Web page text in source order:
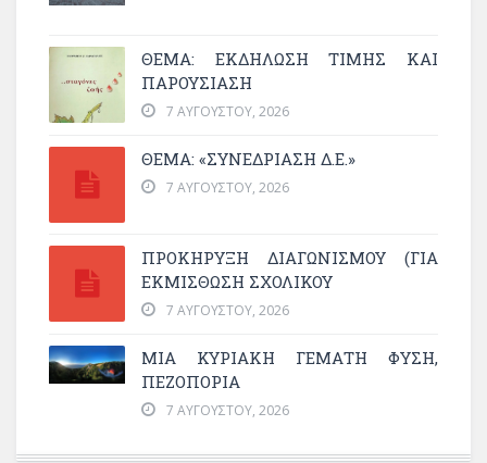
ΘΈΜΑ: ΕΚΔΉΛΩΣΗ ΤΙΜΉΣ ΚΑΙ
ΠΑΡΟΥΣΊΑΣΗ
7 ΑΥΓΟΎΣΤΟΥ, 2026
ΘΕΜΑ: «ΣΥΝΕΔΡΊΑΣΗ Δ.Ε.»
7 ΑΥΓΟΎΣΤΟΥ, 2026
ΠΡΟΚΗΡΥΞΗ ΔΙΑΓΩΝΙΣΜΟΥ (ΓΙΑ
ΕΚΜΊΣΘΩΣΗ ΣΧΟΛΙΚΟΎ
7 ΑΥΓΟΎΣΤΟΥ, 2026
ΜΙΑ ΚΥΡΙΑΚΉ ΓΕΜΆΤΗ ΦΎΣΗ,
ΠΕΖΟΠΟΡΊΑ
7 ΑΥΓΟΎΣΤΟΥ, 2026